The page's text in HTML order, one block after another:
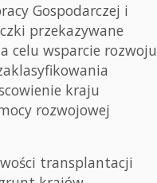
Gospodarczej i
przekazywane
celu wsparcie rozwoju
kraju
rozwojowej
transplantacji